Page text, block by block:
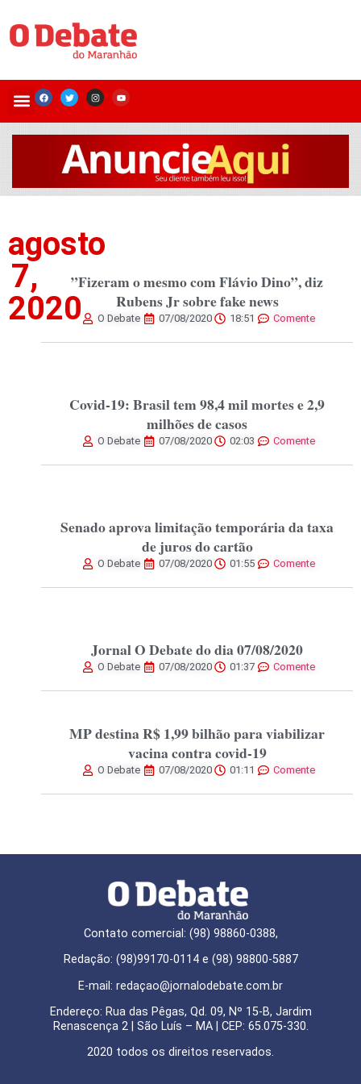
agosto
7,
2020
”Fizeram o mesmo com Flávio Dino”, diz
Rubens Jr sobre fake news
O Debate 07/08/2020 18:51 Comente
Covid-19: Brasil tem 98,4 mil mortes e 2,9
milhões de casos
O Debate 07/08/2020 02:03 Comente
Senado aprova limitação temporária da taxa
de juros do cartão
O Debate 07/08/2020 01:55 Comente
Jornal O Debate do dia 07/08/2020
O Debate 07/08/2020 01:37 Comente
MP destina R$ 1,99 bilhão para viabilizar
vacina contra covid-19
O Debate 07/08/2020 01:11 Comente
Contato comercial: (98) 98860-0388,
Redação: (98)99170-0114 e (98) 98800-5887
E-mail: redaçao@jornalodebate.com.br
Endereço: Rua das Pêgas, Qd. 09, Nº 15-B, Jardim
Renascença 2 | São Luís – MA | CEP: 65.075-330.
2020 todos os direitos reservados.